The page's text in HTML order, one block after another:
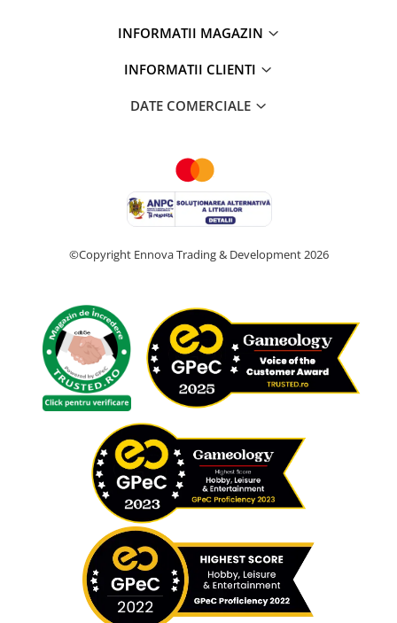
INFORMATII MAGAZIN
INFORMATII CLIENTI
DATE COMERCIALE
©Copyright Ennova Trading & Development 2026